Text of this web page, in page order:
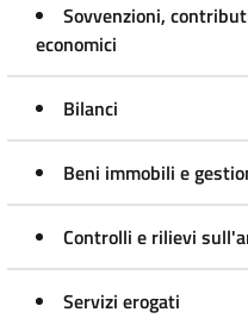
Sovvenzioni,
economici
Bilanci
Beni immobili e
Controlli e rilievi
Servizi erogati